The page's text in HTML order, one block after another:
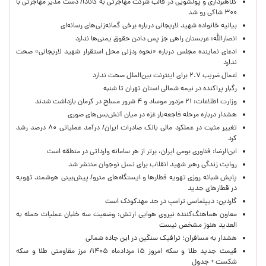
کلاهبرداری و پولشویی در قالب شرکت مهاجرتی به کانادا/ دست مدیر مهاجرتی با
۳۰۰ شاکی رو شد
بیانیه خانواده شهید لاریجانی درباره برخی گمانه‌زنی‌های رسانه‌ای
انصارالله: عربستان راهی جز پس دادن حقوق یمنی‌ها ندارد
ادعای نماینده مجلس درباره «نحوه ردزنی محل استقرار شهید لاریجانی» صحت
ندارد
اعمال ضریب ۲.۷ برای اینترنت بین‌الملل صحت ندارد
رگبار پراکنده در نیمه شمالی استان تهران تا شنبه
وزارت اطلاعات: ۲۱ مزدور موساد و ۴ شرور مسلح در کرمان بازداشت شدند
هشدار درباره مرحله فاجعه‌بار غزه در میان آتش‌بس‌های صوری
تغییر مثبت در عملکرد مالی بانک صادرات ایران/ درآمد عملیاتی ۸۰ درصد رشد
کرد
ابن‌الرضا: فناوری بومی ایران، برتر از هر سامانه وارداتی در منطقه است
روایت زندگی رهبر شهید انقلاب برای نسل نوجوان منتشر شد
پایش شبانه روزی تهویه قطارها و ایستگاه‌های مترو/ پیش‌بینی هوشمند تهویه
در قطارهای جدید
گاردین: دیپلماسی ترامپ در حد مهدکودک است
معاون هماهنگ‌کننده نیروی هوایی ارتش: وضعیت سه خلبان عملیات حمله به
العدید هنوز مشخص نیست
هشدار به مسافران؛ ترافیک سنگین در این جاده شمالی
قیمت جدید طلا و سکه امروز ۱۵ مردادماه ۱۴۰۵/ مرز مقاومتی طلا و سکه
شکست + جدول